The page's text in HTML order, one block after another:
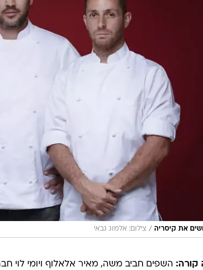
את קיסריה / צילום: אלמוג גבאי
קורה: השפים חביב משה, מאיר אלאלוף ויומי לוי